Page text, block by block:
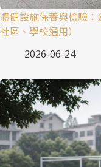
體健設施保養與檢驗：
社區、學校通用）
2026-06-24